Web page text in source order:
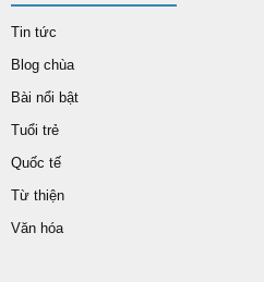
Tin tức
Blog chùa
Bài nổi bật
Tuổi trẻ
Quốc tế
Từ thiện
Văn hóa